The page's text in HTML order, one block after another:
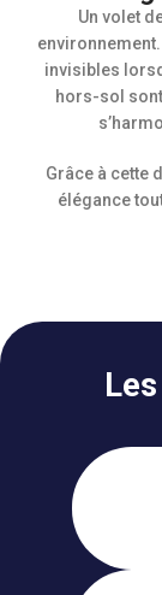
Un volet
invisibles
hors-sol
Grâce à cette
élégance